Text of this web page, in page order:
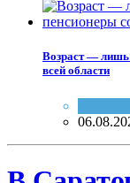
Возраст — лишь
всей области